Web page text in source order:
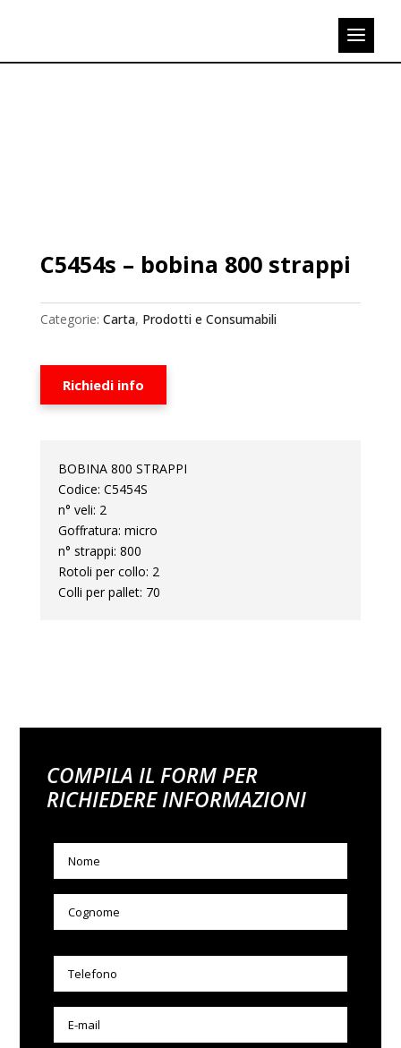
C5454s – bobina 800 strappi
Categorie: Carta, Prodotti e Consumabili
Richiedi info
BOBINA 800 STRAPPI
Codice: C5454S
n° veli: 2
Goffratura: micro
n° strappi: 800
Rotoli per collo: 2
Colli per pallet: 70
COMPILA IL FORM PER
RICHIEDERE INFORMAZIONI